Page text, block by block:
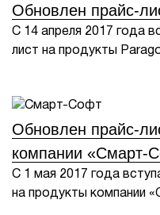
Обновлен прайс-
С 14 апреля 2017 года
лист на продукты
Обновлен прайс-
компании «Смарт-
С 1 мая 2017 года
на продукты компании